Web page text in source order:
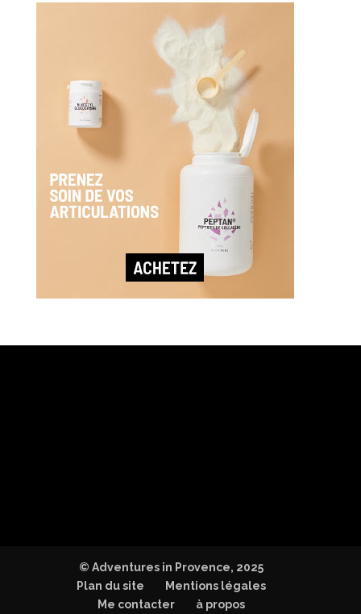
© Adventures in Provence, 2025
Plan du site
Mentions légales
Me contacter
à propos